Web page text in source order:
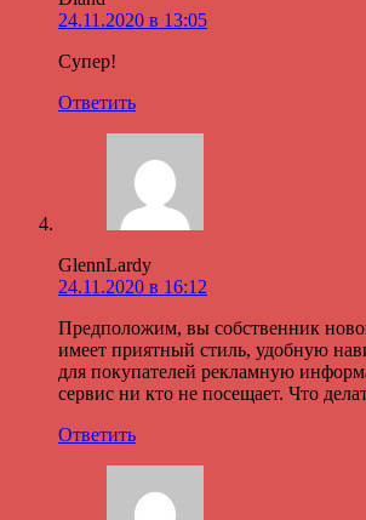
24.11.2020 в 13:05
Супер!
Ответить
GlennLardy
24.11.2020 в 16:12
Предположим, вы собственник
имеет приятный стиль, удобную
для покупателей рекламную
сервис ни кто не посещает. Что
Ответить